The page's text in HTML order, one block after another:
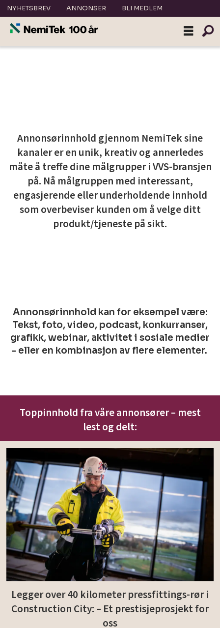
NYHETSBREV ANNONSER BLI MEDLEM
nemitek.no
Annonsørinnhold gjennom NemiTek sine
kanaler er en unik, kreativ og annerledes
måte å treffe dine målgrupper i VVS-bransjen
på. Nå målgruppen med interessant,
engasjerende eller underholdende innhold
som overbeviser kunden om å velge ditt
produkt/tjeneste på sikt.
Annonsørinnhold kan for eksempel være:
Tekst, foto, video, podcast, konkurranser,
grafikk, webinar, aktivitet i sosiale medier
- eller en kombinasjon av flere elementer.
Toppinnhold fra våre annonsører – mest
lest og delt:
Legger over 40 kilometer pressfittings-rør i
Construction City: – Et prestisjeprosjekt for
oss